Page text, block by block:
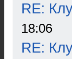
RE:
18:06
RE: